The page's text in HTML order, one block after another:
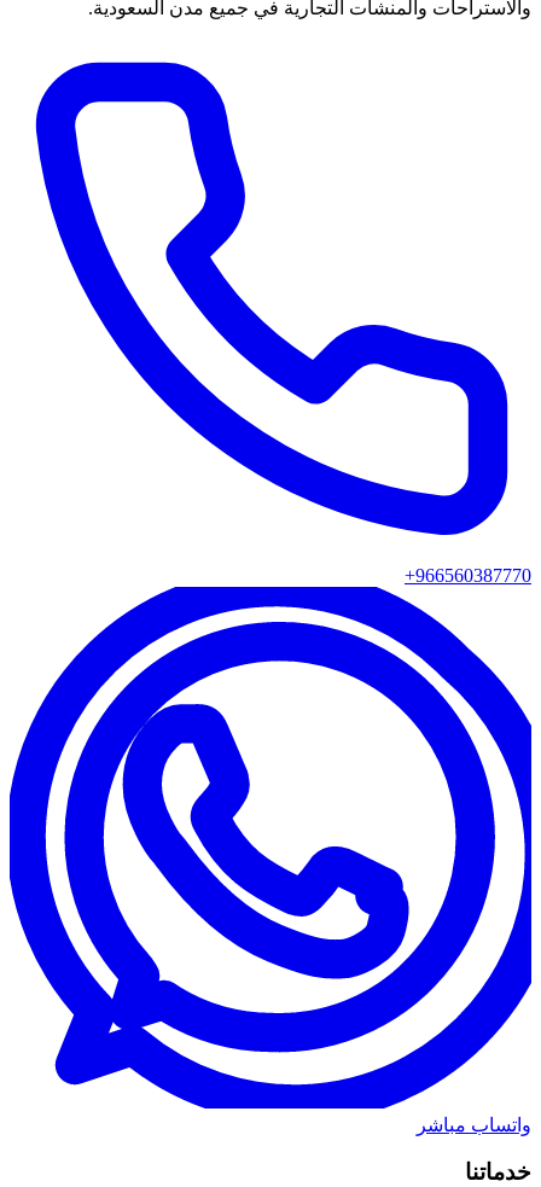
والاستراحات والمنشآت التجارية في جميع مدن السعودية.
+966560387770
واتساب مباشر
خدماتنا